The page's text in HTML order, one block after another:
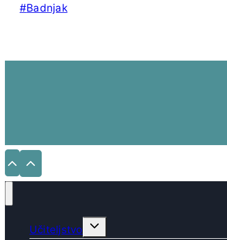
Post
#Badnjak
Učiteljstvo
Toggle
child